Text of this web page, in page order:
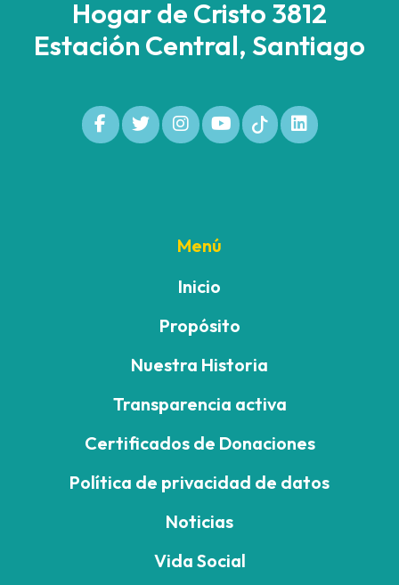
Hogar de Cristo 3812
Estación Central, Santiago
Menú
Inicio
Propósito
Nuestra Historia
Transparencia activa
Certificados de Donaciones
Política de privacidad de datos
Noticias
Vida Social